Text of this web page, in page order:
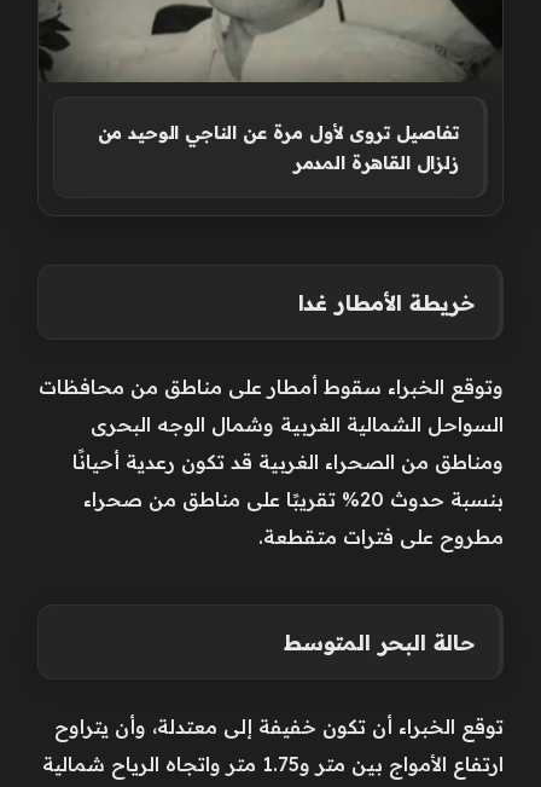
تفاصيل تروى لأول مرة عن الناجي الوحيد من
زلزال القاهرة المدمر
خريطة الأمطار غدا
وتوقع الخبراء سقوط أمطار على مناطق من محافظات
السواحل الشمالية الغربية وشمال الوجه البحرى
ومناطق من الصحراء الغربية قد تكون رعدية أحيانًا
بنسبة حدوث 20% تقريبًا على مناطق من صحراء
مطروح على فترات متقطعة.
حالة البحر المتوسط
توقع الخبراء أن تكون خفيفة إلى معتدلة، وأن يتراوح
ارتفاع الأمواج بين متر و1.75 متر واتجاه الرياح شمالية